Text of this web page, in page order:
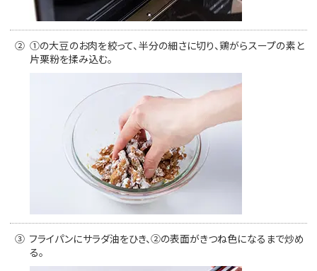
② ①の大豆のお肉を絞って、半分の細さに切り、鶏がらスープの素と
片栗粉を揉み込む。
③ フライパンにサラダ油をひき、②の表面がきつね色になるまで炒め
る。